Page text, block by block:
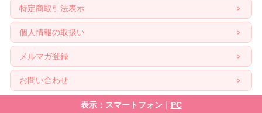
特定商取引法表示
個人情報の取扱い
メルマガ登録
お問い合わせ
表示：スマートフォン｜ PC